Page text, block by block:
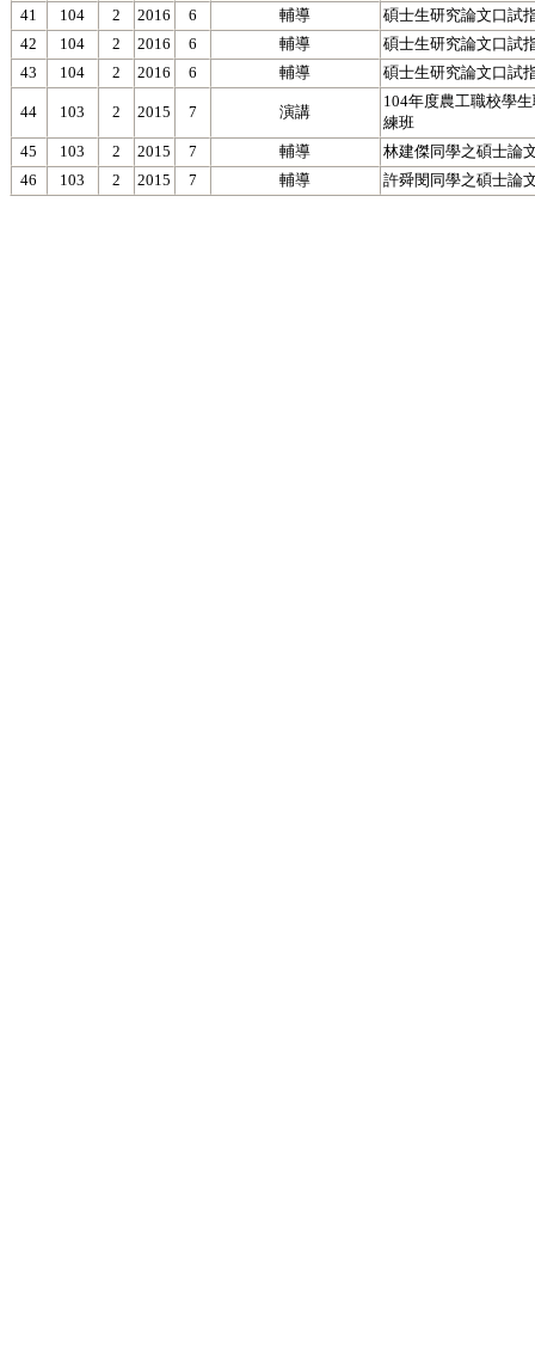
41
104 2 2016 6 輔導
碩士生研究論文口試
42
104 2 2016 6 輔導
碩士生研究論文口試
43
104 2 2016 6 輔導 碩士生研究論文口試
44 103 2 2015 7 演講
104年度農工職校學
練班
45
103 2 2015 7 輔導
林建傑同學之碩士論
46
103 2 2015 7 輔導 許舜閔同學之碩士論